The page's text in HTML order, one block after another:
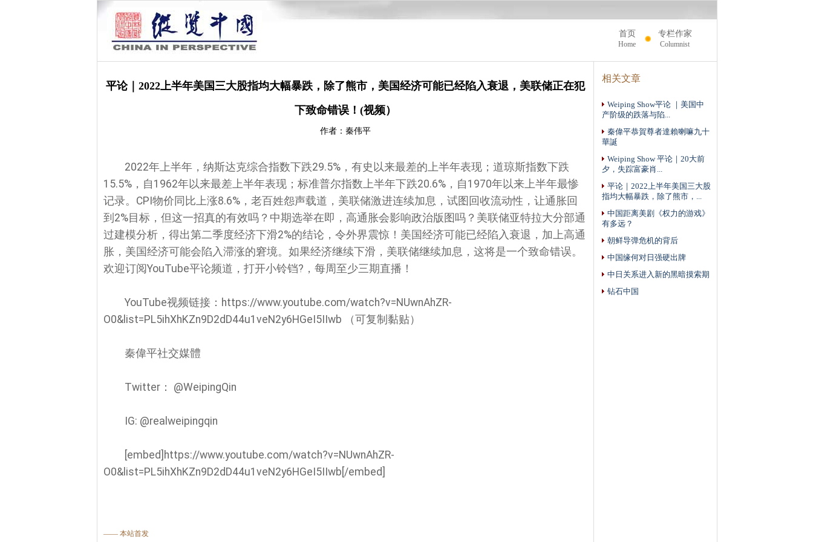
首页
Home
专栏作家
Columnist
平论｜2022上半年美国三大股指均大幅暴跌，除了熊市，美国经济可能已经陷入衰退，美联储正在犯
下致命错误！(视频）
作者：秦伟平
2022年上半年，纳斯达克综合指数下跌29.5%，有史以来最差的上半年表现；道琼斯指数下跌
15.5%，自1962年以来最差上半年表现；标准普尔指数上半年下跌20.6%，自1970年以来上半年最惨
记录。CPI物价同比上涨8.6%，老百姓怨声载道，美联储激进连续加息，试图回收流动性，让通胀回
到2%目标，但这一招真的有效吗？中期选举在即，高通胀会影响政治版图吗？美联储亚特拉大分部通
过建模分析，得出第二季度经济下滑2%的结论，令外界震惊！美国经济可能已经陷入衰退，加上高通
胀，美国经济可能会陷入滞涨的窘境。如果经济继续下滑，美联储继续加息，这将是一个致命错误。
欢迎订阅YouTube平论频道，打开小铃铛?，每周至少三期直播！
YouTube视频链接：https://www.youtube.com/watch?v=NUwnAhZR-
O0&list=PL5ihXhKZn9D2dD44u1veN2y6HGeI5IIwb （可复制黏贴）
秦偉平社交媒體
Twitter： @WeipingQin
IG: @realweipingqin
[embed]https://www.youtube.com/watch?v=NUwnAhZR-
O0&list=PL5ihXhKZn9D2dD44u1veN2y6HGeI5IIwb[/embed]
—— 本站首发
相关文章
Weiping Show平论 ｜美国中
产阶级的跌落与陷...
秦偉平恭賀尊者達賴喇嘛九十
華誕
Weiping Show 平论｜20大前
夕，失踪富豪肖...
平论｜2022上半年美国三大股
指均大幅暴跌，除了熊市，...
中国距离美剧《权力的游戏》
有多远？
朝鲜导弹危机的背后
中国缘何对日强硬出牌
中日关系进入新的黑暗摸索期
钻石中国